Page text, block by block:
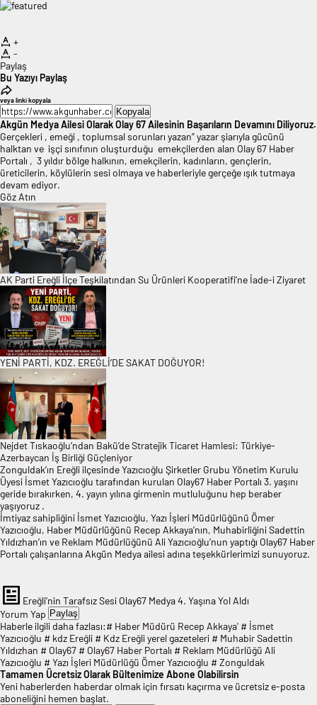
+
-
Paylaş
Bu Yazıyı Paylaş
veya linki kopyala
Kopyala
Akgün Medya Ailesi Olarak Olay 67 Ailesinin Başarıların Devamını Diliyoruz.
Gerçekleri , emeği , toplumsal sorunları yazan” yazar şiarıyla gücünü
halktan ve işçi sınıfının oluşturduğu emekçilerden alan Olay 67 Haber
Portalı , 3 yıldır bölge halkının, emekçilerin, kadınların, gençlerin,
üreticilerin, köylülerin sesi olmaya ve haberleriyle gerçeğe ışık tutmaya
devam ediyor.
Göz Atın
AK Parti Ereğli İlçe Teşkilatından Su Ürünleri Kooperatifi’ne İade-i Ziyaret
YENİ PARTİ, KDZ. EREĞLİ’DE SAKAT DOĞUYOR!
Nejdet Tıskaoğlu’ndan Bakü’de Stratejik Ticaret Hamlesi: Türkiye-
Azerbaycan İş Birliği Güçleniyor
Zonguldak’ın Ereğli ilçesinde Yazıcıoğlu Şirketler Grubu Yönetim Kurulu
Üyesi İsmet Yazıcıoğlu tarafından kurulan Olay67 Haber Portalı 3. yaşını
geride bırakırken, 4. yayın yılına girmenin mutluluğunu hep beraber
yaşıyoruz .
İmtiyaz sahipliğini İsmet Yazıcıoğlu, Yazı İşleri Müdürlüğünü Ömer
Yazıcıoğlu, Haber Müdürlüğünü Recep Akkaya’nın, Muhabirliğini Sadettin
Yıldızhan’ın ve Reklam Müdürlüğünü Ali Yazıcıoğlu’nun yaptığı Olay67 Haber
Portalı çalışanlarına Akgün Medya ailesi adına teşekkürlerimizi sunuyoruz.
Ereğli’nin Tarafsız Sesi Olay67 Medya 4. Yaşına Yol Aldı
Yorum Yap Paylaş
Haberle ilgili daha fazlası:# Haber Müdürü Recep Akkaya' # İsmet
Yazıcıoğlu # kdz Ereğli # Kdz Ereğli yerel gazeteleri # Muhabir Sadettin
Yıldızhan # Olay67 # Olay67 Haber Portalı # Reklam Müdürlüğü Ali
Yazıcıoğlu # Yazı İşleri Müdürlüğü Ömer Yazıcıoğlu # Zonguldak
Tamamen Ücretsiz Olarak Bültenimize Abone Olabilirsin
Yeni haberlerden haberdar olmak için fırsatı kaçırma ve ücretsiz e-posta
aboneliğini hemen başlat.